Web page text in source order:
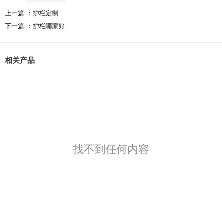
上一篇 ： 护栏定制
下一篇 ： 护栏哪家好
相关产品
找不到任何内容